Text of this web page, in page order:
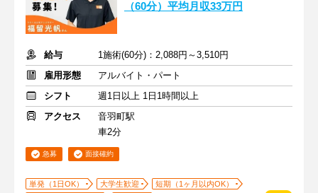
（60分）平均月収33万円
給与
1施術(60分)：2,088円～3,510円
雇用形態
アルバイト・パート
シフト
週1日以上 1日1時間以上
アクセス
音羽町駅
車2分
急募 面接確約
単発（1日OK） 大学生歓迎
短期（1ヶ月以内OK）